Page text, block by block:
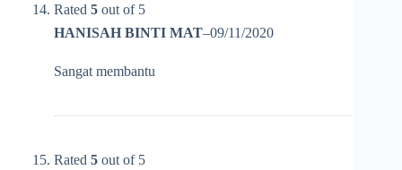
Rated 5 out of 5
HANISAH BINTI MAT–09/11/2020
Sangat membantu
Rated 5 out of 5